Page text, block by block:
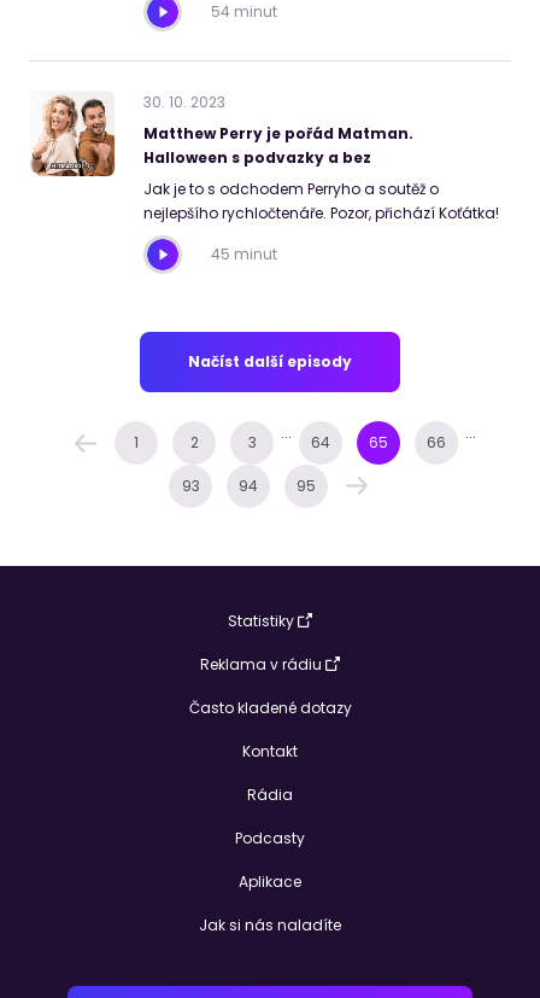
54 minut
30. 10. 2023
Matthew Perry je pořád Matman.
Halloween s podvazky a bez
Jak je to s odchodem Perryho a soutěž o
nejlepšího rychločtenáře. Pozor, přichází Koťátka!
45 minut
Načíst další episody
1 2 3 ... 64 65 66 ...
93 94 95
Statistiky
Reklama v rádiu
Často kladené dotazy
Kontakt
Rádia
Podcasty
Aplikace
Jak si nás naladíte